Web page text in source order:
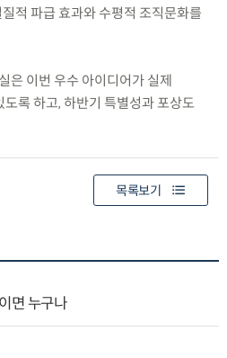
적 파급 효과와 수평적 조직문화를
은 이번 우수 아이디어가 실제
록 하고, 하반기 특별성과 포상도
목록보기
면 누구나